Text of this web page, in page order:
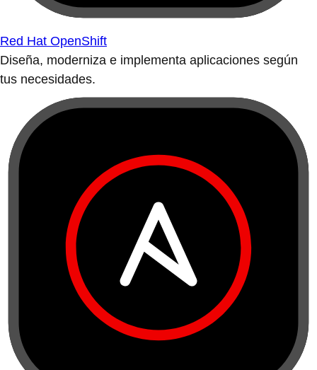
Red Hat OpenShift
Diseña, moderniza e implementa aplicaciones según
tus necesidades.